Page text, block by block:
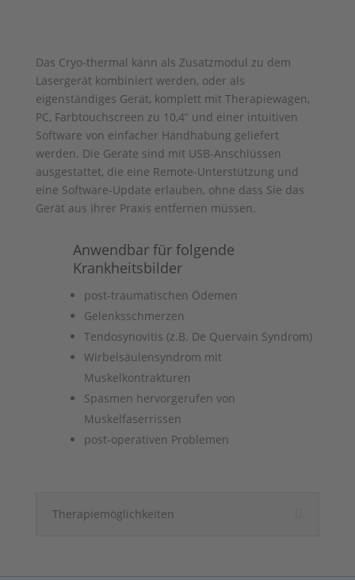
Das Cryo-thermal kann als Zusatzmodul zu dem
Lasergerät kombiniert werden, oder als
eigenständiges Gerät, komplett mit Therapiewagen,
PC, Farbtouchscreen zu 10,4” und einer intuitiven
Software von einfacher Handhabung geliefert
werden. Die Geräte sind mit USB-Anschlüssen
ausgestattet, die eine Remote-Unterstützung und
eine Software-Update erlauben, ohne dass Sie das
Gerät aus Ihrer Praxis entfernen müssen.
Anwendbar für folgende
Krankheitsbilder
post-traumatischen Ödemen
Gelenksschmerzen
Tendosynovitis (z.B. De Quervain Syndrom)
Wirbelsäulensyndrom mit
Muskelkontrakturen
Spasmen hervorgerufen von
Muskelfaserrissen
post-operativen Problemen
Therapiemöglichkeiten